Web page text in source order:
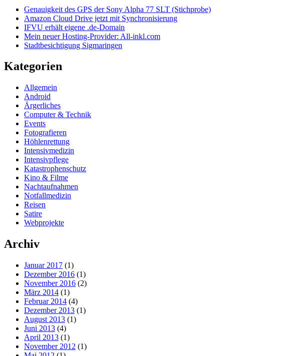
Genauigkeit des GPS der Sony Alpha 77 SLT (Stichprobe)
Amazon Cloud Drive jetzt mit Synchronisierung
IFVU erhält eigene .de-Domain
Mein neuer Hosting-Provider: All-inkl.com
Stadtbesichtigung Sigmaringen
Kategorien
Allgemein
Android
Ärgerliches
Computer & Technik
Events
Fotografieren
Höhlenrettung
Intensivmedizin
Intensivpflege
Katastrophenschutz
Kino & Filme
Nachtaufnahmen
Notfallmedizin
Reisen
Satire
Webprojekte
Archiv
Januar 2017 (1)
Dezember 2016 (1)
November 2016 (2)
März 2014 (1)
Februar 2014 (4)
Dezember 2013 (1)
August 2013 (1)
Juni 2013 (4)
April 2013 (1)
November 2012 (1)